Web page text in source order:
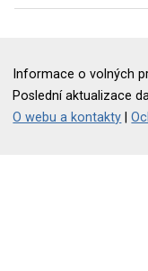
Informace o volných
Poslední aktualizace
O webu a kontakty |